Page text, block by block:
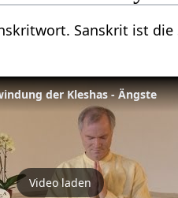
Sanskrit ist
der Kleshas - Ängste
Video laden